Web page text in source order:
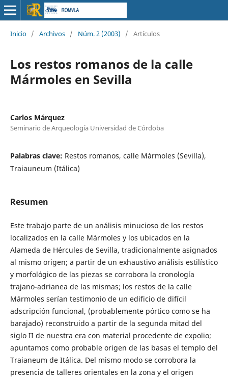
Inicio / Archivos / Núm. 2 (2003) / Artículos
Los restos romanos de la calle
Mármoles en Sevilla
Carlos Márquez
Seminario de Arqueología Universidad de Córdoba
Palabras clave: Restos romanos, calle Mármoles (Sevilla),
Traiauneum (Itálica)
Resumen
Este trabajo parte de un análisis minucioso de los restos
localizados en la calle Mármoles y los ubicados en la
Alameda de Hércules de Sevilla, tradicionalmente asignados
al mismo origen; a partir de un exhaustivo análisis estilístico
y morfológico de las piezas se corrobora la cronología
trajano-adrianea de las mismas; los restos de la calle
Mármoles serían testimonio de un edificio de difícil
adscripción funcional, (probablemente pórtico como se ha
barajado) reconstruido a partir de la segunda mitad del
siglo II de nuestra era con material procedente de expolio;
apuntamos como probable origen de las basas el templo del
Traianeum de Itálica. Del mismo modo se corrobora la
presencia de talleres orientales en la zona y el origen